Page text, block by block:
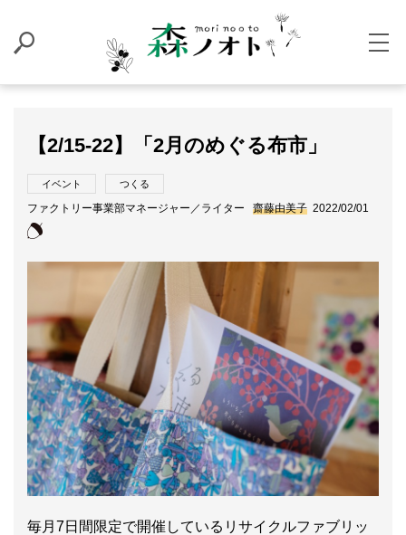
【2/15-22】「2月のめぐる布市」
イベント つくる
ファクトリー事業部マネージャー／ライター 齋藤由美子 2022/02/01
毎月7日間限定で開催しているリサイクルファブリッ